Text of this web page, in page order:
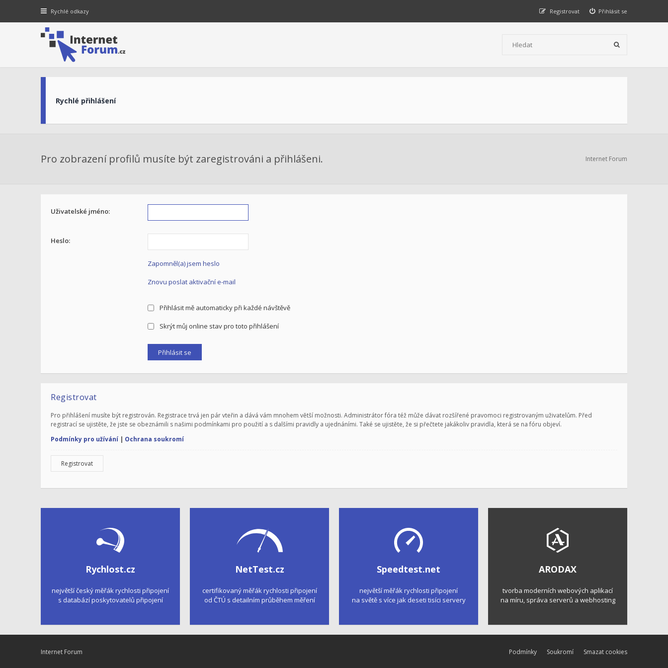
Rychlé odkazy Přihlásit se
Registrovat
Rychlé přihlášení
Pro zobrazení profilů musíte být zaregistrováni a přihlášeni. Internet Forum
Uživatelské jméno:
Heslo:
Zapomněl(a) jsem heslo
Znovu poslat aktivační e-mail
Přihlásit mě automaticky při každé návštěvě
Skrýt můj online stav pro toto přihlášení
Registrovat
Pro přihlášení musíte být registrován. Registrace trvá jen pár vteřin a dává vám mnohem větší možnosti. Administrátor fóra též může dávat rozšířené pravomoci registrovaným uživatelům. Před
registrací se ujistěte, že jste se obeznámili s našimi podmínkami pro použití a s dalšími pravidly a ujednáními. Také se ujistěte, že si přečtete jakákoliv pravidla, která se na fóru objeví.
Podmínky pro užívání | Ochrana soukromí
Registrovat
Rychlost.cz
největší český měřák rychlosti připojení
s databází poskytovatelů připojení
NetTest.cz
certifikovaný měřák rychlosti připojení
od ČTÚ s detailním průběhem měření
Speedtest.net
největší měřák rychlosti připojení
na světě s více jak deseti tisíci servery
ARODAX
tvorba moderních webových aplikací
na míru, správa serverů a webhosting
Internet Forum Smazat cookies
Soukromí
Podmínky